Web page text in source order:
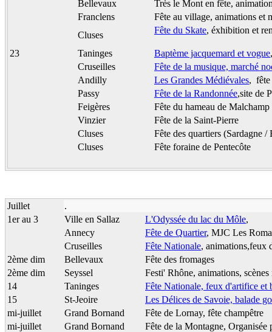
Bellevaux
Très le Mont en fête,
Franclens
Fête au village, animations et
Cluses
Fête du Skate, éxhibition et
23 Taninges Baptème jacquemard et vogue,
Cruseilles
Fête de la musique, marché
Andilly
Les Grandes Médiévales, fête
Passy
Fête de la Randonnée,site de
Feigères
Fête du hameau de Malchamp
Vinzier
Fête de la Saint-Pierre
Cluses
Fête des quartiers (Sardagne
Cluses
Fête foraine de Pentecôte
Juillet
.
1er au 3
Ville en Sallaz L'Odyssée du lac du Môle,
Annecy
Fête de Quartier, MJC Les
Cruseilles
Fête Nationale, animations,feux
2ème dim
Bellevaux
Fête des fromages
2ème dim
Seyssel
Festi' Rhône, animations, scènes
14
Taninges
Fête Nationale, feux d'artifice et
15
St-Jeoire
Les Délices de Savoie, balade
mi-juillet
Grand Bornand
Fête de Lornay, fête champêtre
mi-juillet
Grand Bornand
Fête de la Montagne, Organisée